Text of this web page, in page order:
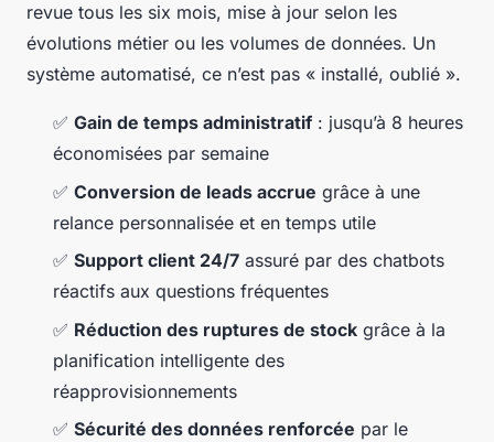
revue tous les six mois, mise à jour selon les
évolutions métier ou les volumes de données. Un
système automatisé, ce n’est pas « installé, oublié ».
✅ Gain de temps administratif : jusqu’à 8 heures
économisées par semaine
✅ Conversion de leads accrue grâce à une
relance personnalisée et en temps utile
✅ Support client 24/7 assuré par des chatbots
réactifs aux questions fréquentes
✅ Réduction des ruptures de stock grâce à la
planification intelligente des
réapprovisionnements
✅ Sécurité des données renforcée par le